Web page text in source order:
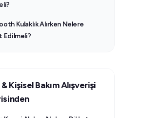
Kulaklık Alırken Nelere
Edilmeli?
Kişisel Bakım Alışverişi